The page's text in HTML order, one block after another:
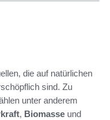
die auf natürlichen
sind. Zu
unter anderem
, Biomasse und